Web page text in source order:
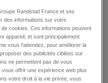
rechercher
Randstad France et ses
des informations sur votre
cookies. Ces informations peuvent
appareil, et sont principalement
vous l’attendez, pour améliorer la
des publicités ciblées sur
ne permettent pas de vous
offrir une expérience web plus
votre droit à la vie privée, vous